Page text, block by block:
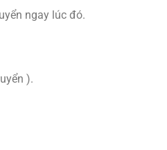
ngay lúc đó.
).